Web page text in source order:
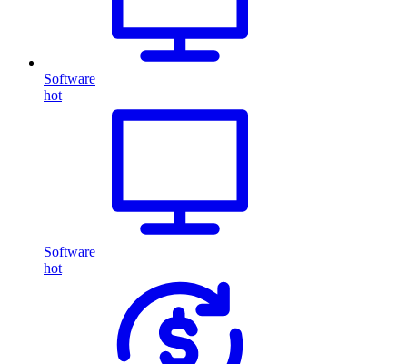
Software
hot
Software
hot